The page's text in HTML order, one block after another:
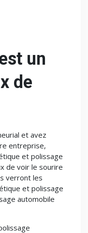
un
de
et avez
entreprise,
et polissage
de voir le sourire
verront les
et polissage
automobile